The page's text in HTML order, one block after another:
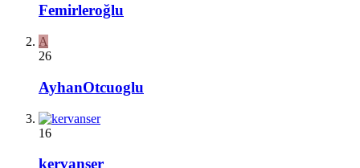
Femirleroğlu
A
26
AyhanOtcuoglu
16
kervanser